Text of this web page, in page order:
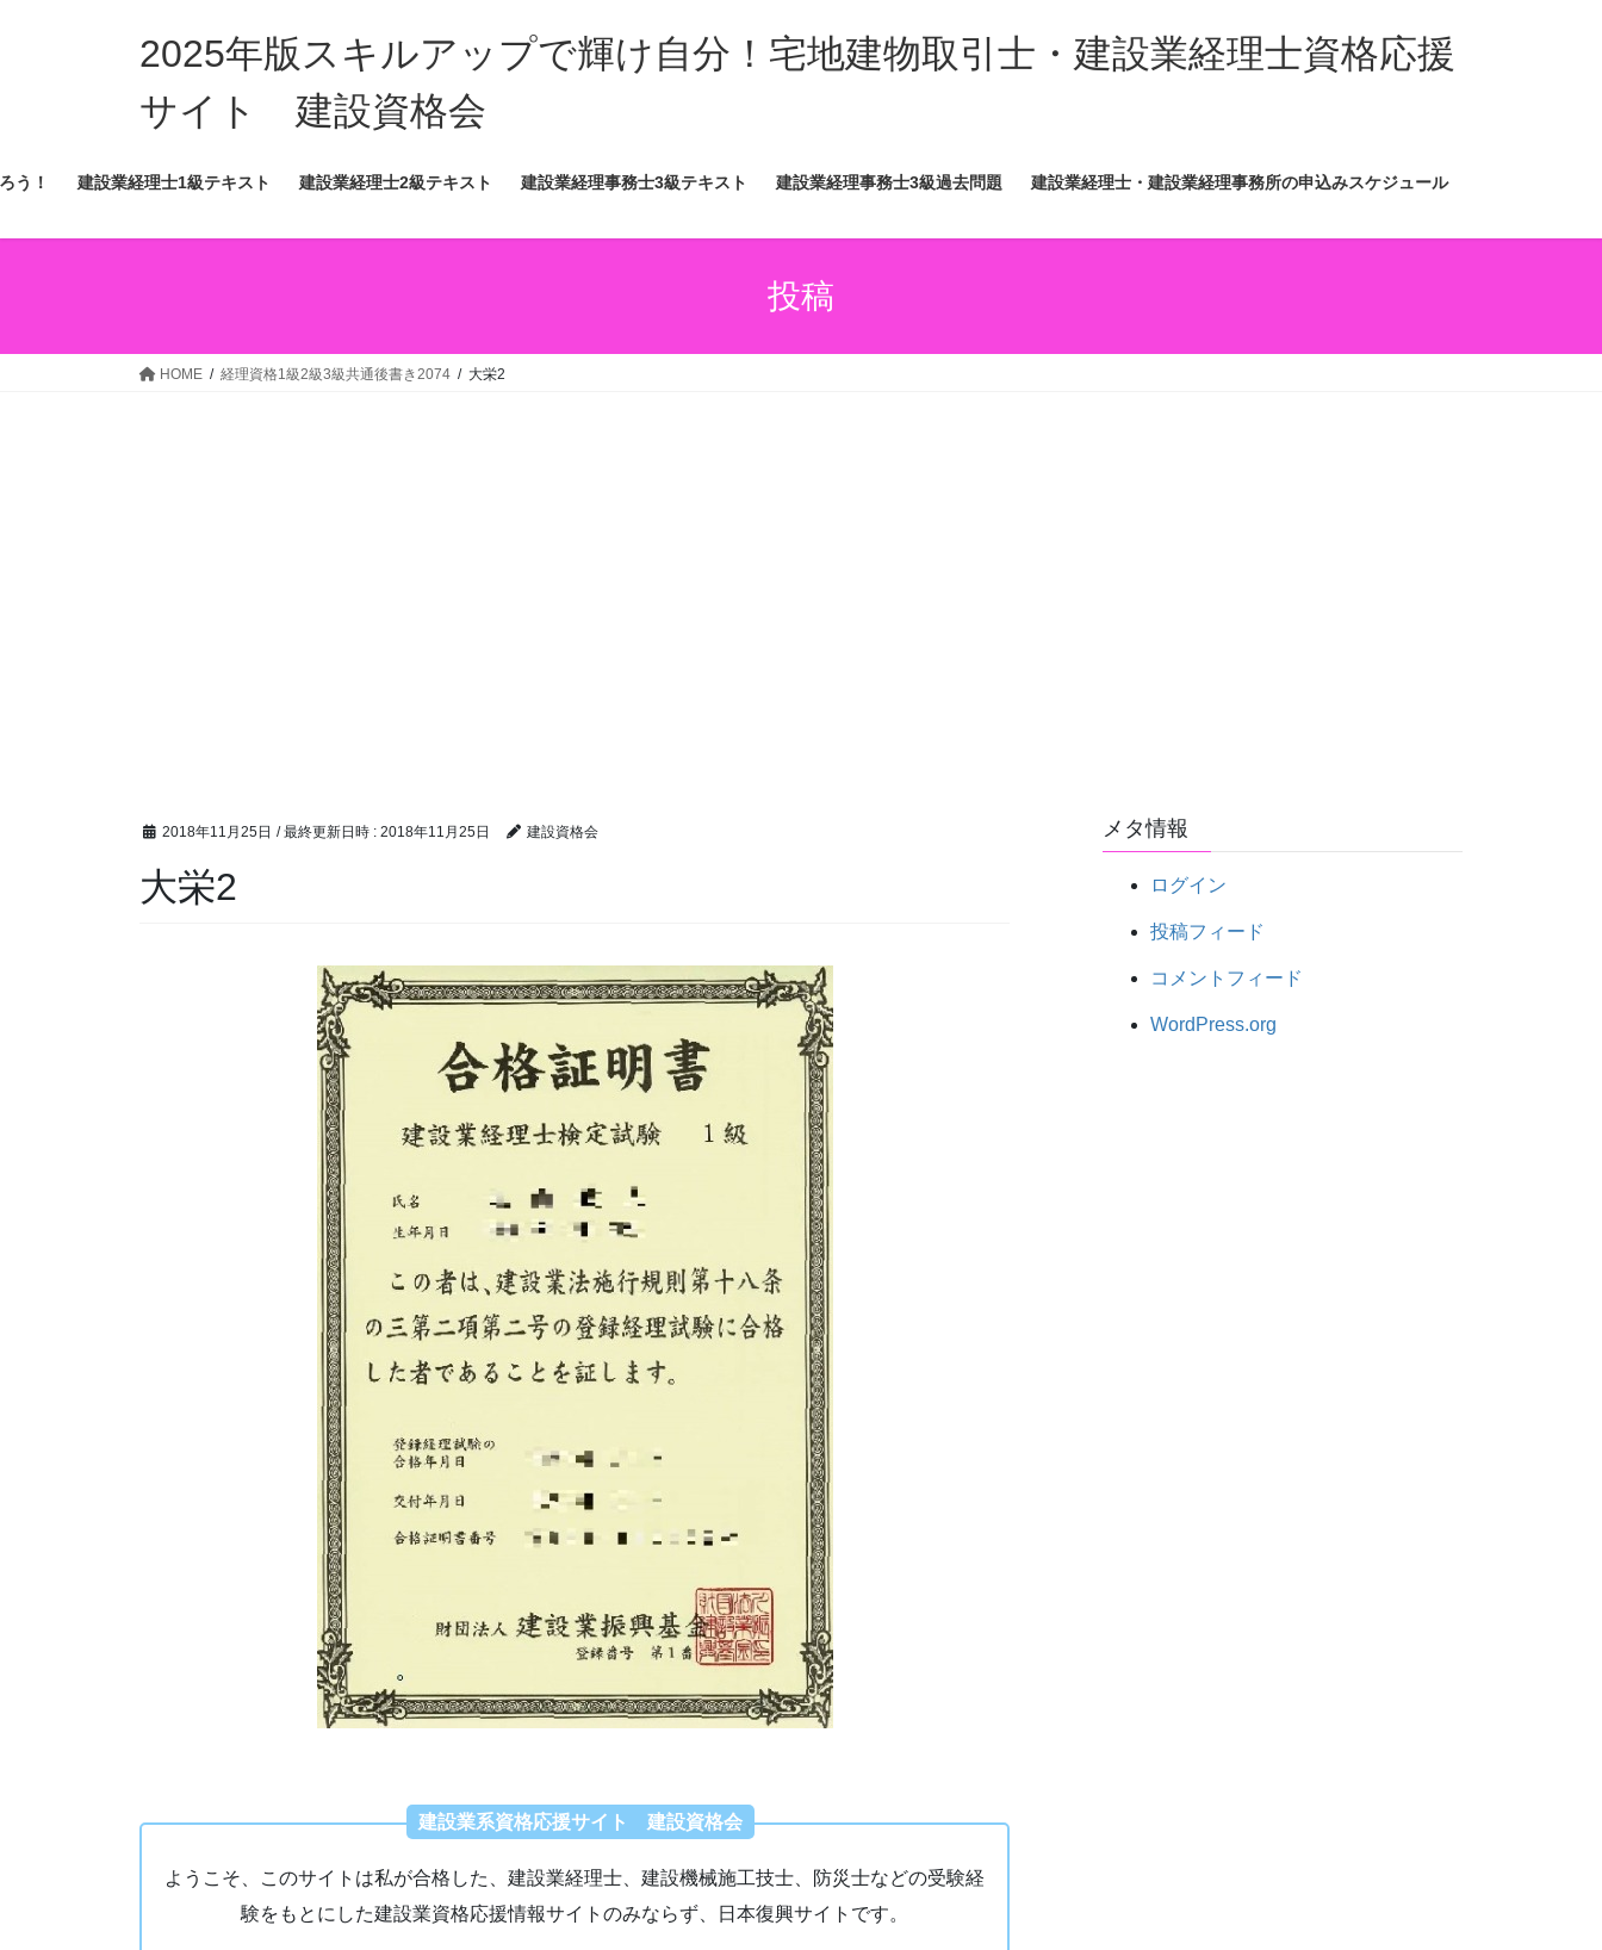
ス
ッ
ン
移
2025年版スキルアップで輝け自分！宅地建物取引士・建設業経理士資格応援
サイト 建設資格会
う！ 建設業経理士1級テキスト 建設業経理士2級テキスト 建設業経理事務士3級テキスト 建設業経理事務士3級過去問題 建設業経理士・建設業経理事務所の申込みスケジュール
投稿
HOME 経理資格1級2級3級共通後書き2074 大栄2
2018年11月25日 / 最終更新日時 : 2018年11月25日 建設資格会
大栄2
建設業系資格応援サイト 建設資格会
ようこそ、このサイトは私が合格した、建設業経理士、建設機械施工技士、防災士などの受験経
験をもとにした建設業資格応援情報サイトのみならず、日本復興サイトです。
メタ情報
ログイン
投稿フィード
コメントフィード
WordPress.org